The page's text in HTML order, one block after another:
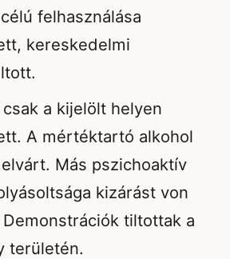
felhasználása
kereskedelmi
a kijelölt helyen
A mértéktartó alkohol
Más pszichoaktív
kizárást von
Demonstrációk tiltottak a
területén.